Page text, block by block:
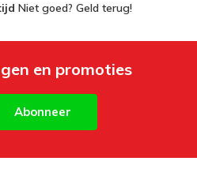
Niet goed? Geld terug!
en promoties
Abonneer